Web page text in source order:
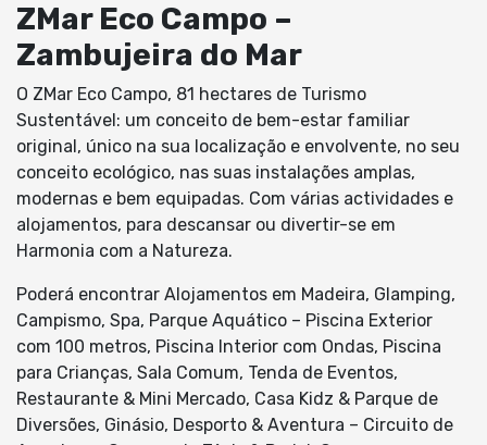
ZMar Eco Campo –
Zambujeira do Mar
O ZMar Eco Campo, 81 hectares de Turismo
Sustentável: um conceito de bem-estar familiar
original, único na sua localização e envolvente, no seu
conceito ecológico, nas suas instalações amplas,
modernas e bem equipadas. Com várias actividades e
alojamentos, para descansar ou divertir-se em
Harmonia com a Natureza.
Poderá encontrar Alojamentos em Madeira, Glamping,
Campismo, Spa, Parque Aquático – Piscina Exterior
com 100 metros, Piscina Interior com Ondas, Piscina
para Crianças, Sala Comum, Tenda de Eventos,
Restaurante & Mini Mercado, Casa Kidz & Parque de
Diversões, Ginásio, Desporto & Aventura – Circuito de